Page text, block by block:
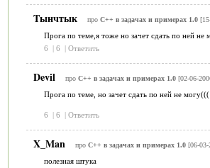
Tынчтык про C++ в задачах и примерах 1.0
Прога по теме,я тоже но зачет сдать по ней не
6
| 6 | Ответить
Devil про C++ в задачах и примерах 1.0[02-06-
Прога по теме, но зачет сдать по ней не могу(((
6 | 6 | Ответить
X_Man про C++ в задачах и примерах 1.0[06-03-
полезная штука